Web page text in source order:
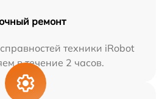
ремонт
техники iRobot
в течение 2 часов.